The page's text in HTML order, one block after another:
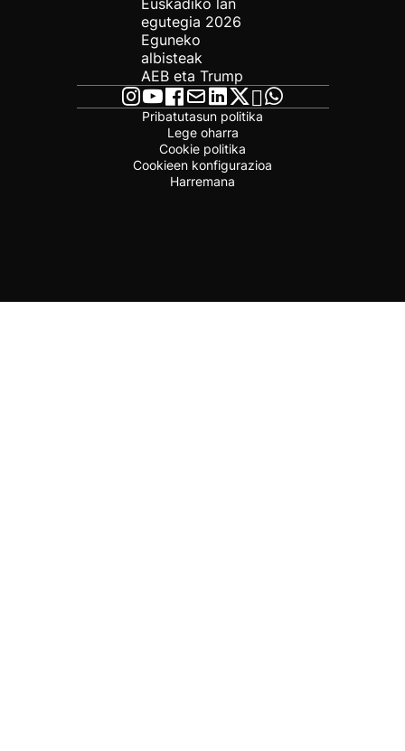
Euskadiko lan
egutegia 2026
Eguneko
albisteak
AEB eta Trump
Pribatutasun politika
Lege oharra
Cookie politika
Cookieen konfigurazioa
Harremana